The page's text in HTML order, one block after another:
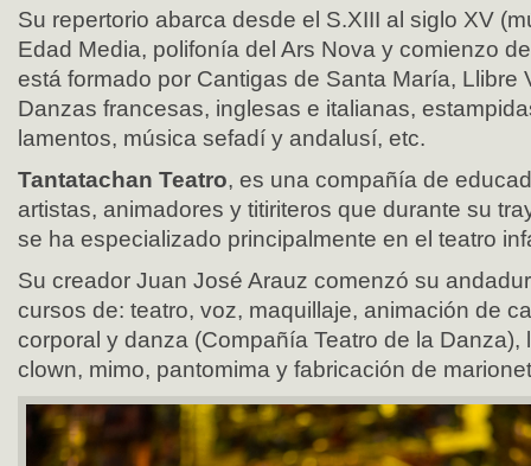
Su repertorio abarca desde el S.XIII al siglo XV
Edad Media, polifonía del Ars Nova y comienzo
está formado por Cantigas de Santa María, Llibre
Danzas francesas, inglesas e italianas,
lamentos, música sefadí y andalusí, etc.
Tantatachan Teatro, es una compañía de
artistas, animadores y titiriteros que durante su
se ha especializado principalmente en el teatro
Su creador Juan José Arauz comenzó su
cursos de: teatro, voz, maquillaje, animación de
corporal y danza (Compañía Teatro de la Danza),
clown, mimo, pantomima y fabricación de